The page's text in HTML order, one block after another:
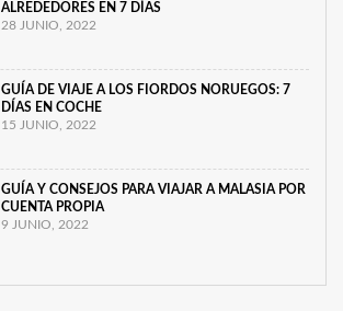
ALREDEDORES EN 7 DÍAS
28 JUNIO, 2022
GUÍA DE VIAJE A LOS FIORDOS NORUEGOS: 7
DÍAS EN COCHE
15 JUNIO, 2022
GUÍA Y CONSEJOS PARA VIAJAR A MALASIA POR
CUENTA PROPIA
9 JUNIO, 2022